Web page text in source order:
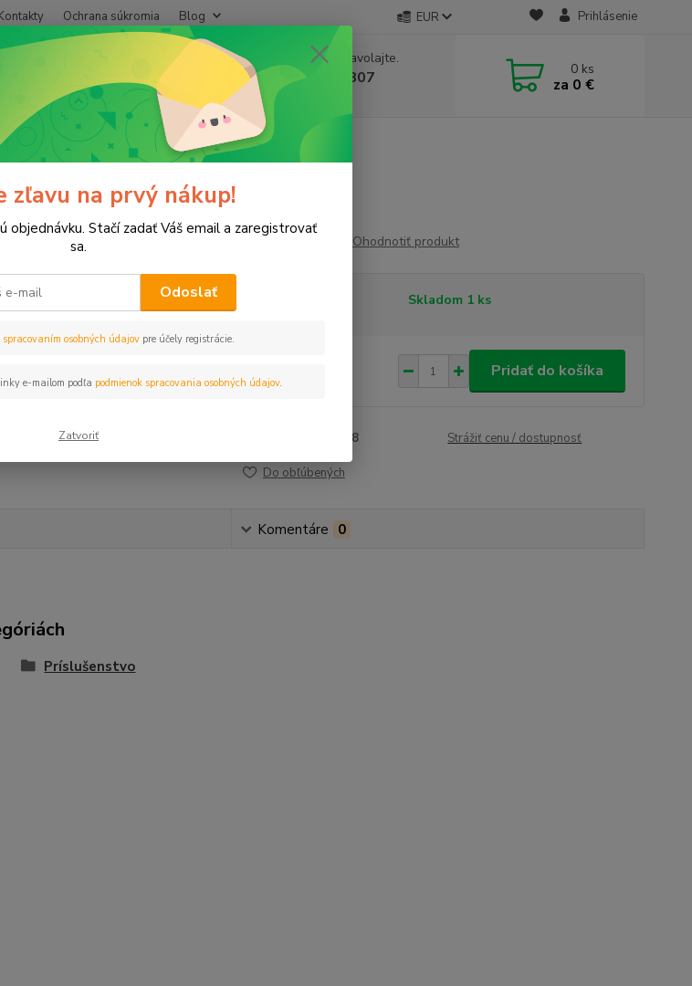
Ochrana súkromia Blog EUR Prihlásenie
Neviete si rady? Zavolajte.
+421 911 131 807
(Po-Pia, 8-17 hod.)
0 ks
za 0 €
JOINT 6/4" x 6/4" rameno 30cm
6/4" x 6/4" rameno 30cm
Ohodnotiť produkt
Skladom 1 ks
44,80 €
Pridať do košíka
1028 Strážiť cenu / dostupnosť
Do obľúbených
Komentáre 0
Príslušenstvo
zľavu na prvý nákup!
objednávku. Stačí zadať Váš email a zaregistrovať
sa.
Odoslať
spracovaním osobných údajov pre účely registrácie.
e-mailom podľa podmienok spracovania osobných údajov.
Zatvoriť